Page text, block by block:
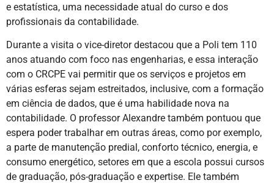
e estatística, uma necessidade atual do curso e dos
profissionais da contabilidade.
Durante a visita o vice-diretor destacou que a Poli tem 110
anos atuando com foco nas engenharias, e essa interação
com o CRCPE vai permitir que os serviços e projetos em
várias esferas sejam estreitados, inclusive, com a formação
em ciência de dados, que é uma habilidade nova na
contabilidade. O professor Alexandre também pontuou que
espera poder trabalhar em outras áreas, como por exemplo,
a parte de manutenção predial, conforto técnico, energia, e
consumo energético, setores em que a escola possui cursos
de graduação, pós-graduação e expertise. Ele também